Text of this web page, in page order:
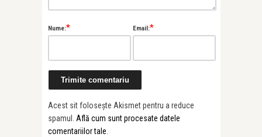
Nume:* Email:*
Acest sit folosește Akismet pentru a reduce
spamul. Află cum sunt procesate datele
comentariilor tale